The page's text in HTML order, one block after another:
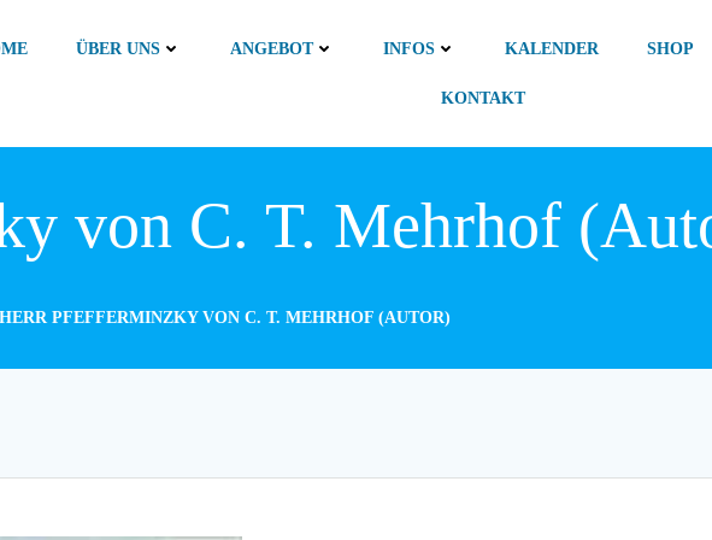
ÜBER UNS ANGEBOT INFOS KALENDER SHOP
KONTAKT
von C. T. Mehrhof
HERR PFEFFERMINZKY VON C. T. MEHRHOF (AUTOR)